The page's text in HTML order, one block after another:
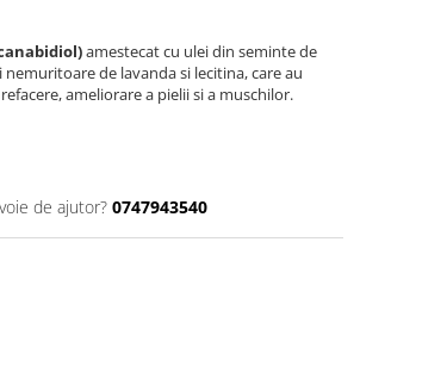
amestecat cu ulei din seminte de
de lavanda si lecitina, care au
ameliorare a pielii si a muschilor.
de ajutor? 0747943540